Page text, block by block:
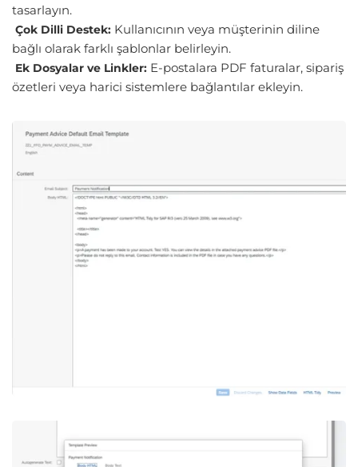
tasarlayın.
Çok Dilli Destek: Kullanıcının veya müşterinin diline
bağlı olarak farklı şablonlar belirleyin.
Ek Dosyalar ve Linkler: E-postalara PDF faturalar, sipariş
özetleri veya harici sistemlere bağlantılar ekleyin.